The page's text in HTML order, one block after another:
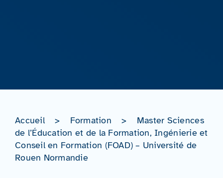
Accueil > Formation >
Master Sciences
de l’Éducation et de la Formation, Ingénierie et
Conseil en Formation (FOAD) – Université de
Rouen Normandie